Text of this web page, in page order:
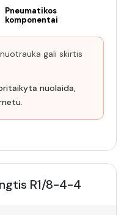
Pneumatikos
komponentai
gali skirtis
nuolaida,
R1/8-4-4